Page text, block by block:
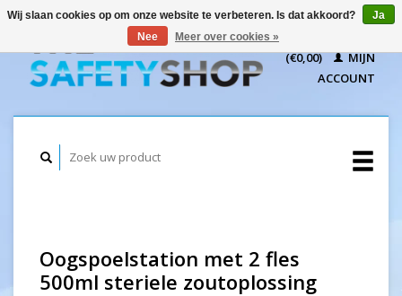
(€0,00)
MIJN
ACCOUNT
Oogspoelstation met 2 fles
500ml steriele zoutoplossing
Wij slaan cookies op om onze website te verbeteren. Is dat akkoord?
Ja
Nee
Meer over cookies »